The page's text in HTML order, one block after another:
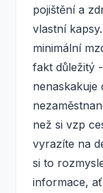
pojištění a
vlastní
minimální
fakt důležitý
než si vzp
vyrazíte na
si to
informace,